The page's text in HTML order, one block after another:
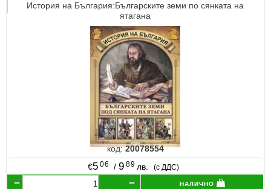
История на България:Българските земи по сянката на
ятагана
код:20078554
€5 06 / 9 89 лв. (с ДДС)
налично